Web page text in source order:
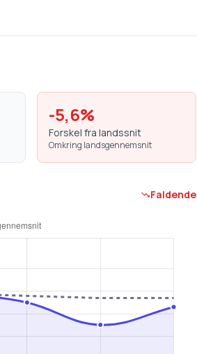
-5,6%
Forskel fra landssnit
Omkring landsgennemsnit
Faldende